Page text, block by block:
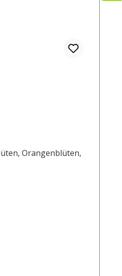
Orangenblüten,